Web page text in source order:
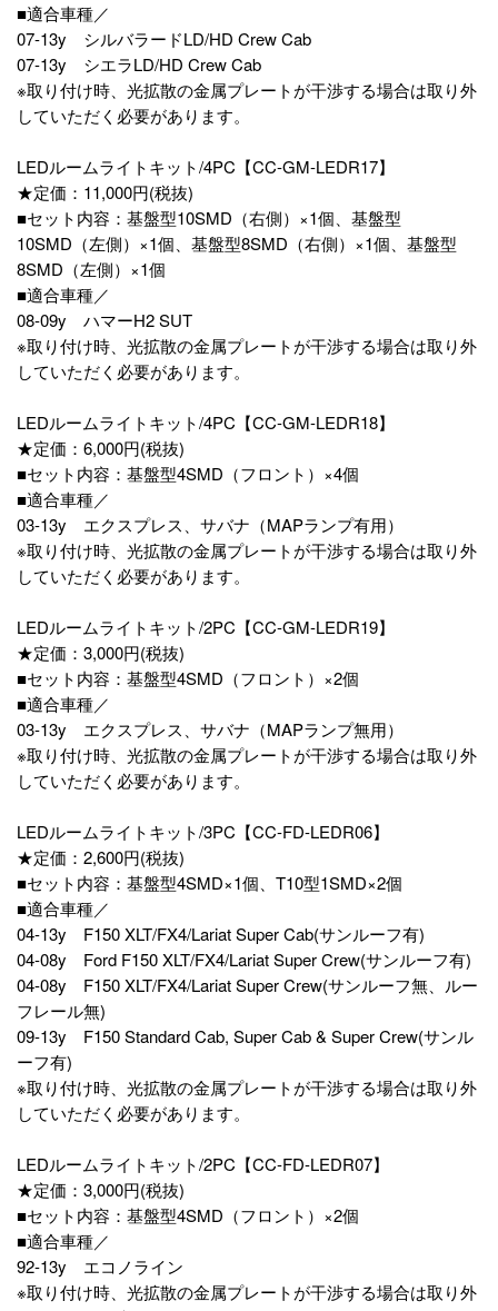
■適合車種／
07-13y シルバラードLD/HD Crew Cab
07-13y シエラLD/HD Crew Cab
※取り付け時、光拡散の金属プレートが干渉する場合は取り外
していただく必要があります。
LEDルームライトキット/4PC【CC-GM-LEDR17】
★定価：11,000円(税抜)
■セット内容：基盤型10SMD（右側）×1個、基盤型
10SMD（左側）×1個、基盤型8SMD（右側）×1個、基盤型
8SMD（左側）×1個
■適合車種／
08-09y ハマーH2 SUT
※取り付け時、光拡散の金属プレートが干渉する場合は取り外
していただく必要があります。
LEDルームライトキット/4PC【CC-GM-LEDR18】
★定価：6,000円(税抜)
■セット内容：基盤型4SMD（フロント）×4個
■適合車種／
03-13y エクスプレス、サバナ（MAPランプ有用）
※取り付け時、光拡散の金属プレートが干渉する場合は取り外
していただく必要があります。
LEDルームライトキット/2PC【CC-GM-LEDR19】
★定価：3,000円(税抜)
■セット内容：基盤型4SMD（フロント）×2個
■適合車種／
03-13y エクスプレス、サバナ（MAPランプ無用）
※取り付け時、光拡散の金属プレートが干渉する場合は取り外
していただく必要があります。
LEDルームライトキット/3PC【CC-FD-LEDR06】
★定価：2,600円(税抜)
■セット内容：基盤型4SMD×1個、T10型1SMD×2個
■適合車種／
04-13y F150 XLT/FX4/Lariat Super Cab(サンルーフ有)
04-08y Ford F150 XLT/FX4/Lariat Super Crew(サンルーフ有)
04-08y F150 XLT/FX4/Lariat Super Crew(サンルーフ無、ルー
フレール無)
09-13y F150 Standard Cab, Super Cab & Super Crew(サンル
ーフ有)
※取り付け時、光拡散の金属プレートが干渉する場合は取り外
していただく必要があります。
LEDルームライトキット/2PC【CC-FD-LEDR07】
★定価：3,000円(税抜)
■セット内容：基盤型4SMD（フロント）×2個
■適合車種／
92-13y エコノライン
※取り付け時、光拡散の金属プレートが干渉する場合は取り外